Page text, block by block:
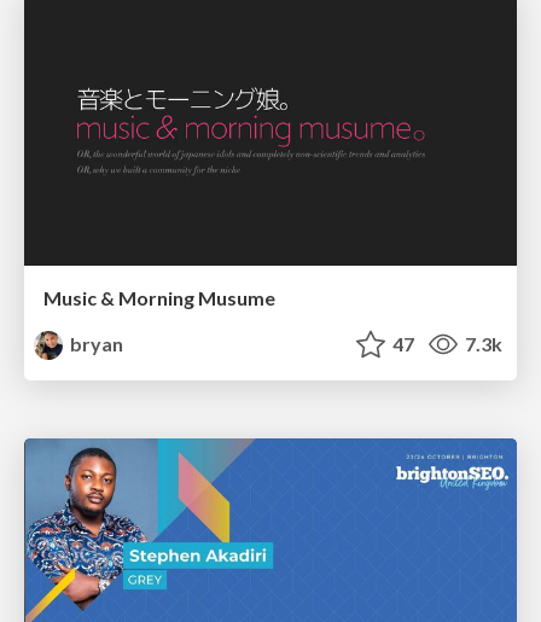
Music & Morning Musume
bryan
47 7.3k